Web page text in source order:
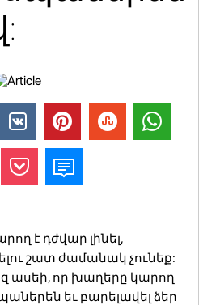
է դժվար լինել,
շատ ժամանակ չունեք:
ասեի, որ խաղերը կարող
եւ բարելավել ձեր